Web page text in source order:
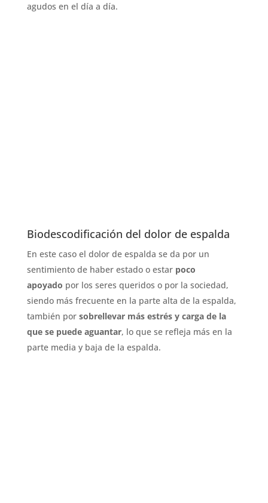
agudos en el día a día.
Biodescodificación del dolor de espalda
En este caso el dolor de espalda se da por un
sentimiento de haber estado o estar poco
apoyado por los seres queridos o por la sociedad,
siendo más frecuente en la parte alta de la espalda,
también por sobrellevar más estrés y carga de la
que se puede aguantar, lo que se refleja más en la
parte media y baja de la espalda.